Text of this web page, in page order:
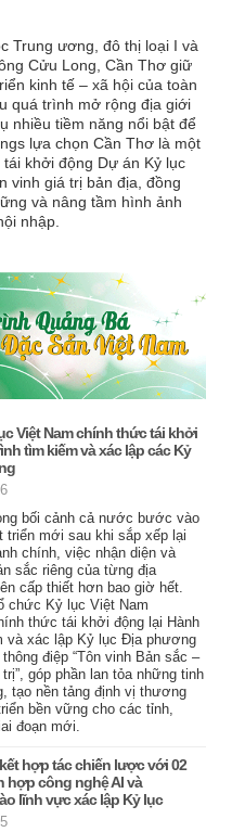
Trung ương, đô thị loại I và
Cửu Long, Cần Thơ giữ
kinh tế – xã hội của toàn
quá trình mở rộng địa giới
nhiều tiềm năng nổi bật để
lựa chọn Cần Thơ là một
khởi động Dự án Kỷ lục
vinh giá trị bản địa, đồng
và nâng tầm hình ảnh
nhập.
Việt Nam chính thức tái khởi
tìm kiếm và xác lập các Kỷ
bối cảnh cả nước bước vào
triển mới sau khi sắp xếp lại
chính, việc nhận diện và
sắc riêng của từng địa
cấp thiết hơn bao giờ hết.
chức Kỷ lục Việt Nam
thức tái khởi động lại Hành
và xác lập Kỷ lục Địa phương
điệp “Tôn vinh Bản sắc –
góp phần lan tỏa những tinh
tạo nền tảng định vị thương
bền vững cho các tỉnh,
đoạn mới.
hợp tác chiến lược với 02
hợp công nghệ AI và
lĩnh vực xác lập Kỷ lục